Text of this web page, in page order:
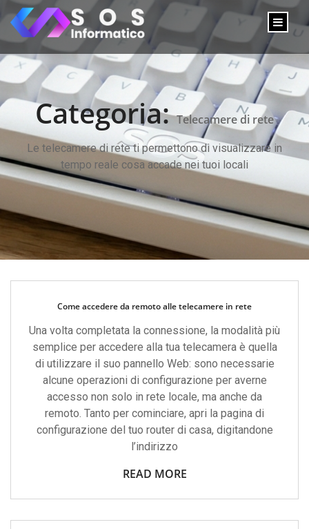
Categoria:Telecamere di rete
Le telecamere di rete ti permettono di visualizzare in
tempo reale cosa accade nei tuoi locali
Come accedere da remoto alle telecamere in rete
Una volta completata la connessione, la modalità più
semplice per accedere alla tua telecamera è quella
di utilizzare il suo pannello Web: sono necessarie
alcune operazioni di configurazione per averne
accesso non solo in rete locale, ma anche da
remoto. Tanto per cominciare, apri la pagina di
configurazione del tuo router di casa, digitandone
l’indirizzo
READ MORE